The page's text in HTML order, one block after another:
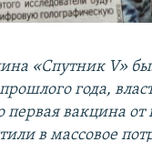
«Спутник V»
года,
первая вакцина от
в массовое